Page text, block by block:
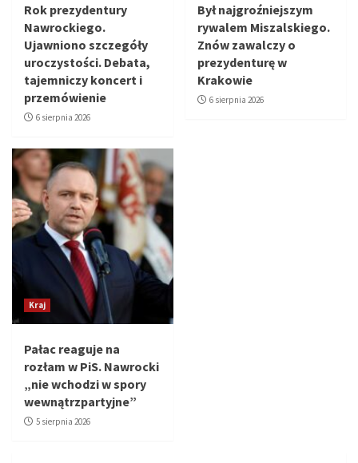
Rok prezydentury
Nawrockiego.
Ujawniono szczegóły
uroczystości. Debata,
tajemniczy koncert i
przemówienie
6 sierpnia 2026
Był najgroźniejszym
rywalem Miszalskiego.
Znów zawalczy o
prezydenturę w
Krakowie
6 sierpnia 2026
Kraj
Pałac reaguje na
rozłam w PiS. Nawrocki
„nie wchodzi w spory
wewnątrzpartyjne”
5 sierpnia 2026